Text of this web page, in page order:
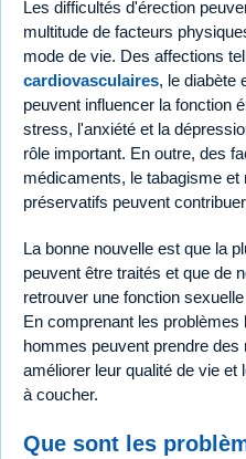
Les difficultés d'érection
multitude de facteurs
mode de vie. Des affections
cardiovasculaires, le diabète
peuvent influencer la fonction
stress, l'anxiété et la
rôle important. En outre, des
médicaments, le tabagisme et
préservatifs peuvent
La bonne nouvelle est que la
peuvent être traités et que de
retrouver une fonction
En comprenant les problèmes
hommes peuvent prendre
améliorer leur qualité de vie
à coucher.
Que sont les